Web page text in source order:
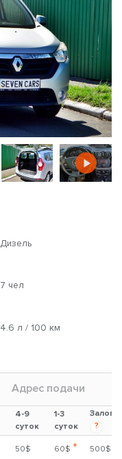
Дизель
7 чел
4.6 л / 100 км
Адрес подачи
4-9
суток
1-3
суток
Залог
?
50$ 60$ * 500$